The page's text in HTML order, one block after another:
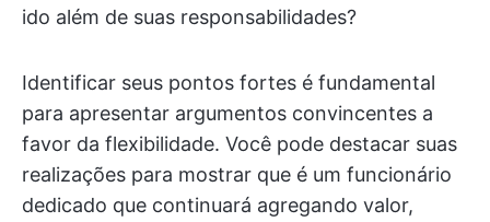
ido além de suas responsabilidades?
Identificar seus pontos fortes é fundamental
para apresentar argumentos convincentes a
favor da flexibilidade. Você pode destacar suas
realizações para mostrar que é um funcionário
dedicado que continuará agregando valor,